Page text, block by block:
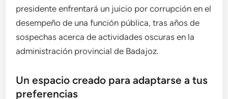
presidente enfrentará un juicio por corrupción en el
desempeño de una función pública, tras años de
sospechas acerca de actividades oscuras en la
administración provincial de Badajoz.
Un espacio creado para adaptarse a tus
preferencias